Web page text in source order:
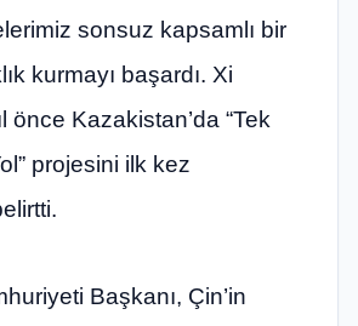
sonsuz kapsamlı bir
kurmayı başardı. Xi
önce Kazakistan’da “Tek
projesini ilk kez
Başkanı, Çin’in